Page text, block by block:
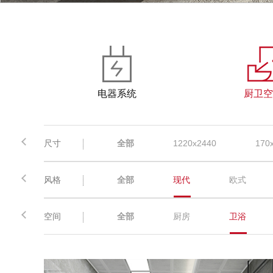
电器系统 厨卫
尺寸 全部 1220x2440
风格 全部 现代 欧式
空间 全部 厨房 卫浴